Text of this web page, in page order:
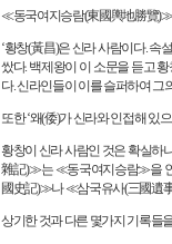
≪동국여지승람(東國輿地勝覽)≫
‘황창(黃昌)은 신라 사람이다. 속
쌌다. 백제왕이 이 소문을 듣고
다. 신라인들이 이를 슬퍼하여 그
또한 ‘왜(倭)가 신라와 인접해 있
황창이 신라 사람인 것은 확실
雜記)≫는 ≪동국여지승람≫을
國史記)≫나 ≪삼국유사(三國遺
상기한 것과 다른 몇가지 기록들